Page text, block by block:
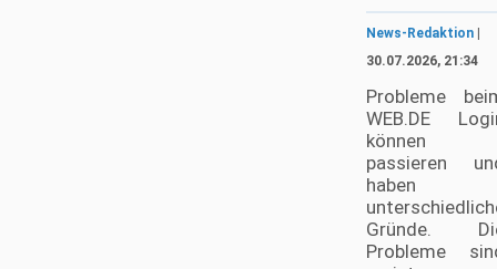
News-Redaktion
30.07.2026, 21:34
Probleme
WEB.DE
können
passieren
haben
Gründe.
Probleme